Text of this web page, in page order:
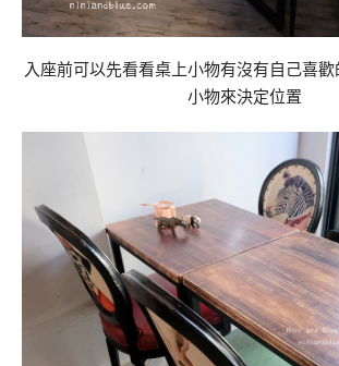
入座前可以先看看桌上小物有沒有自己喜
小物來決定位置